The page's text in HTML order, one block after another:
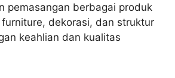
pemasangan berbagai produk
dekorasi, dan struktur
keahlian dan kualitas